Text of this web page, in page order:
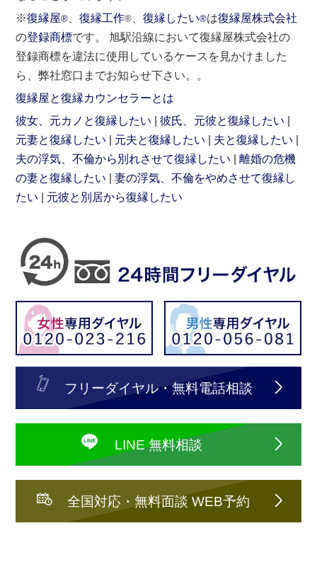
※復縁屋® 、復縁工作® 、復縁したい®は復縁屋株式会社
の登録商標です。 旭駅沿線において復縁屋株式会社の
登録商標を違法に使用しているケースを見かけました
ら、弊社窓口までお知らせ下さい。。
復縁屋と復縁カウンセラーとは
彼女、元カノと復縁したい
彼氏、元彼と復縁したい
元妻と復縁したい
元夫と復縁したい
夫と復縁したい
夫の浮気、不倫から別れさせて復縁したい
離婚の危機
の妻と復縁したい
妻の浮気、不倫をやめさせて復縁し
たい
元彼と別居から復縁したい
フリーダイヤル・無料電話相談
LINE 無料相談
全国対応・無料面談 WEB予約